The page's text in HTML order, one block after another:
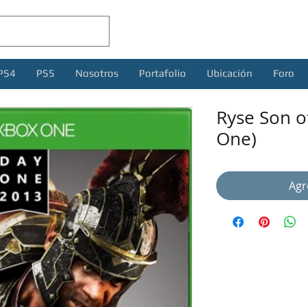
PS5 Nosotros Portafolio Ubicación Foro
Ryse Son
One)